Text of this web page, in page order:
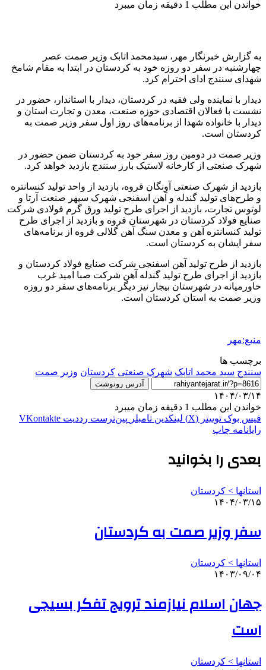
خواندن این مطلب 1 دقیقه زمان میبرد
به گزارش خبرنگار مهر، سیدمحمد اتابک وزیر صمت عصر
چهارشنبه در سفر دو روزه خود به کردستان در ابتدا به مقام شامخ
شهدای سنندج ادای احترام کرد.
دیدار با نماینده ولی فقیه در کردستان، دیدار با استاندار، حضور در
نشست با فعالان اقتصادی حوزه صنعت، معدن و تجارت استان و
دیدار با خانواده شهدا از برنامه‌های روز اول سفر وزیر صمت به
کردستان است.
وزیر صمت در دومین روز سفر خود به کردستان ضمن حضور در
شهرک صنعتی از کارخانه لاستیک بارز سنندج بازدید خواهد کرد.
بازدید از شهرک صنعتی آونگان قروه، بازدید از واحد تولید کنسانتره
و طرح‌های تولید گندله و آهن اسفنجی شهرک سپهر صنعت آرتا و
لوتوس تجارت، بازدید از اجرای طرح تولید ورق گرم فولادی شرکت
صنایع فولاد کردستان در شهرستان قروه و بازدید از اجرای طرح
تولید کنسانتره آهن و معدن سنگ آهن گلالی قروه از برنامه‌های
سفر ایشان به کردستان است.
بازدید از طرح تولید آهن اسفنجی شرکت صنایع فولاد کردستان و
بازدید از اجرای طرح تولید گندله آهن شرکت صبا امید غرب
خاورمیانه در شهرستان بیجار نیز دیگر برنامه‌های سفر دو روزه
وزیر صمت به استان کردستان است.
منبع:مهر
برچسب ها
سنندج سید محمد اتابک شهرک صنعتی کردستان وزیر صمت
آدرس رونوشت
۱۴۰۴/۰۳/۱۴
خواندن این مطلب 1 دقیقه زمان میبرد
فیس بوک توییتر (X) لینکدین ‫تامبلر ‫پین‌ترست ‫رددیت ‫VKontakte
رایانامه چاپ
بعدی را بخوانید
استانها > کردستان
۱۴۰۴/۰۳/۱۵
سفر وزیر صمت به کردستان
استانها > کردستان
۱۴۰۳/۰۹/۰۴
جهان اسلام نیازمند ترویج تفکر بسیجی
است
استانها > کردستان